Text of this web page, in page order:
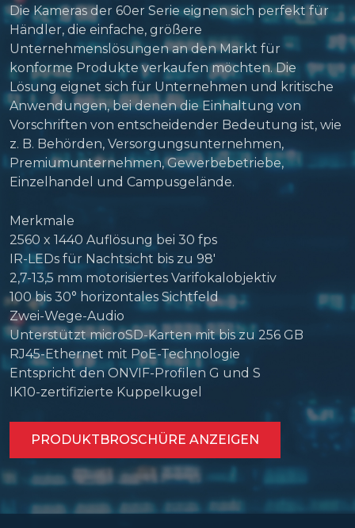
Die Kameras der 60er Serie eignen sich perfekt für
Händler, die einfache, größere
Unternehmenslösungen an den Markt für
konforme Produkte verkaufen möchten. Die
Lösung eignet sich für Unternehmen und kritische
Anwendungen, bei denen die Einhaltung von
Vorschriften von entscheidender Bedeutung ist, wie
z. B. Behörden, Versorgungsunternehmen,
Premiumunternehmen, Gewerbebetriebe,
Einzelhandel und Campusgelände.
Merkmale
2560 x 1440 Auflösung bei 30 fps
IR-LEDs für Nachtsicht bis zu 98′
2,7-13,5 mm motorisiertes Varifokalobjektiv
100 bis 30° horizontales Sichtfeld
Zwei-Wege-Audio
Unterstützt microSD-Karten mit bis zu 256 GB
RJ45-Ethernet mit PoE-Technologie
Entspricht den ONVIF-Profilen G und S
IK10-zertifizierte Kuppelkugel
PRODUKTBROSCHÜRE ANZEIGEN